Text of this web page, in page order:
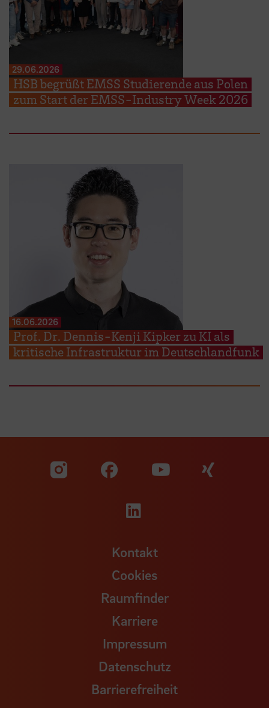
29.06.2026
HSB begrüßt EMSS Studierende aus Polen
zum Start der EMSS-Industry Week 2026
16.06.2026
Prof. Dr. Dennis-Kenji Kipker zu KI als
kritische Infrastruktur im Deutschlandfunk
Zu unserer Facebook
Zu
Zu unserer
Kontakt
Cookies
Raumfinder
Karriere
Impressum
Datenschutz
Barrierefreiheit